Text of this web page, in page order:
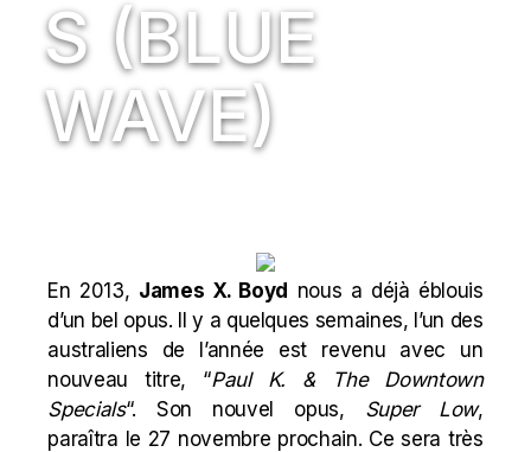
S (BLUE
WAVE)
En 2013, James X. Boyd nous a déjà éblouis
d’un bel opus. Il y a quelques semaines, l’un des
australiens de l’année est revenu avec un
nouveau titre, “Paul K. & The Downtown
Specials“. Son nouvel opus, Super Low,
paraîtra le 27 novembre prochain. Ce sera très